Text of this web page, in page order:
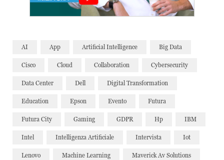
AI App Artificial Intelligence Big Data
Cisco Cloud Collaboration Cybersecurity
Data Center Dell Digital Transformation
Education Epson Evento Futura
Futura City Gaming GDPR Hp IBM
Intel Intelligenza Artificiale Intervista Iot
Lenovo Machine Learning Maverick Av Solutions